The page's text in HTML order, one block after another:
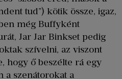
tud”) kötik össze, igaz,
még Buffyként
Jar Jar Binkset pedig
szívelni, az viszont
hogy ő beszélte rá egy
a szenátorokat a